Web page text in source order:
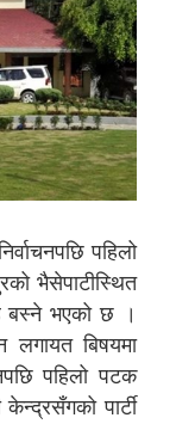
पहिलो
भैसेपाटीस्थित
बस्ने भएको छ ।
लगायत बिषयमा
पहिलो पटक
पार्टी